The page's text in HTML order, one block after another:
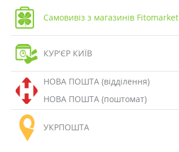
Самовивіз з магазинів Fitomarket
КУР'ЄР КИЇВ
НОВА ПОШТА (відділення)
НОВА ПОШТА (поштомат)
УКРПОШТА